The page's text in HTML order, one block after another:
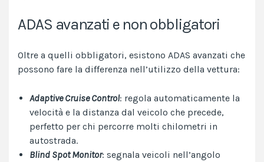
ADAS avanzati e non obbligatori
Oltre a quelli obbligatori, esistono ADAS avanzati che
possono fare la differenza nell’utilizzo della vettura:
Adaptive Cruise Control: regola automaticamente la
velocità e la distanza dal veicolo che precede,
perfetto per chi percorre molti chilometri in
autostrada.
Blind Spot Monitor: segnala veicoli nell’angolo